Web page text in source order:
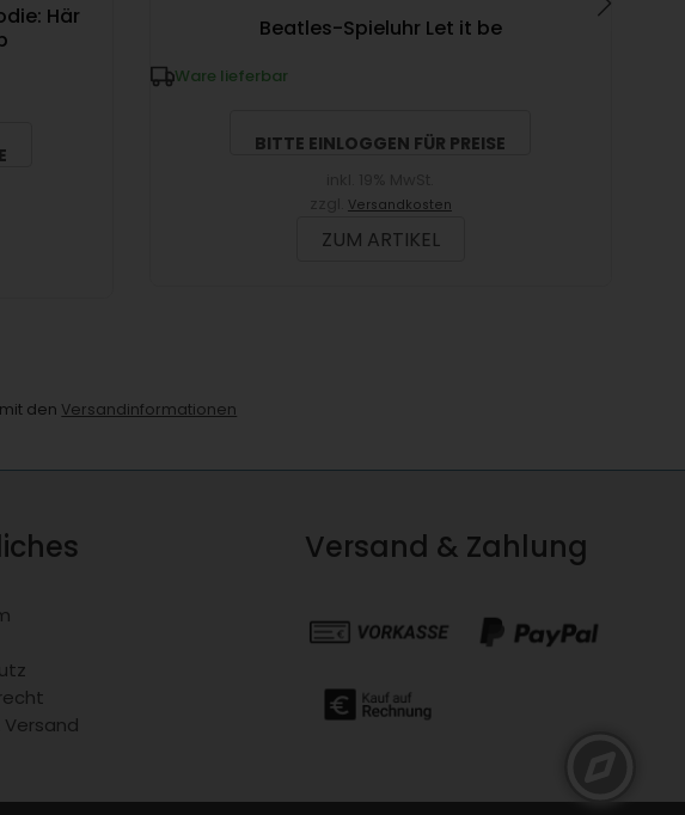
Här
Beatles-Spieluhr Let it be
Ware lieferbar
BITTE EINLOGGEN FÜR PREISE
Versandkosten
ZUM ARTIKEL
den Versandinformationen
Versand
Versand & Zahlung